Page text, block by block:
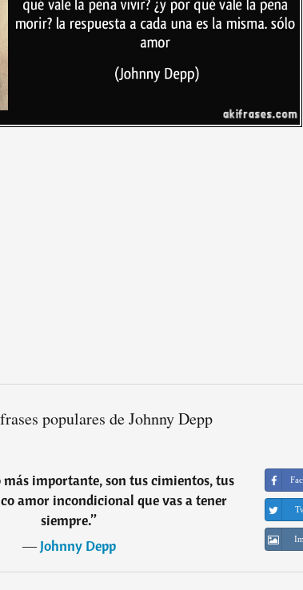
populares de Johnny Depp
importante, son tus cimientos, tus
amor incondicional que vas a tener
siempre.”
―Johnny Depp